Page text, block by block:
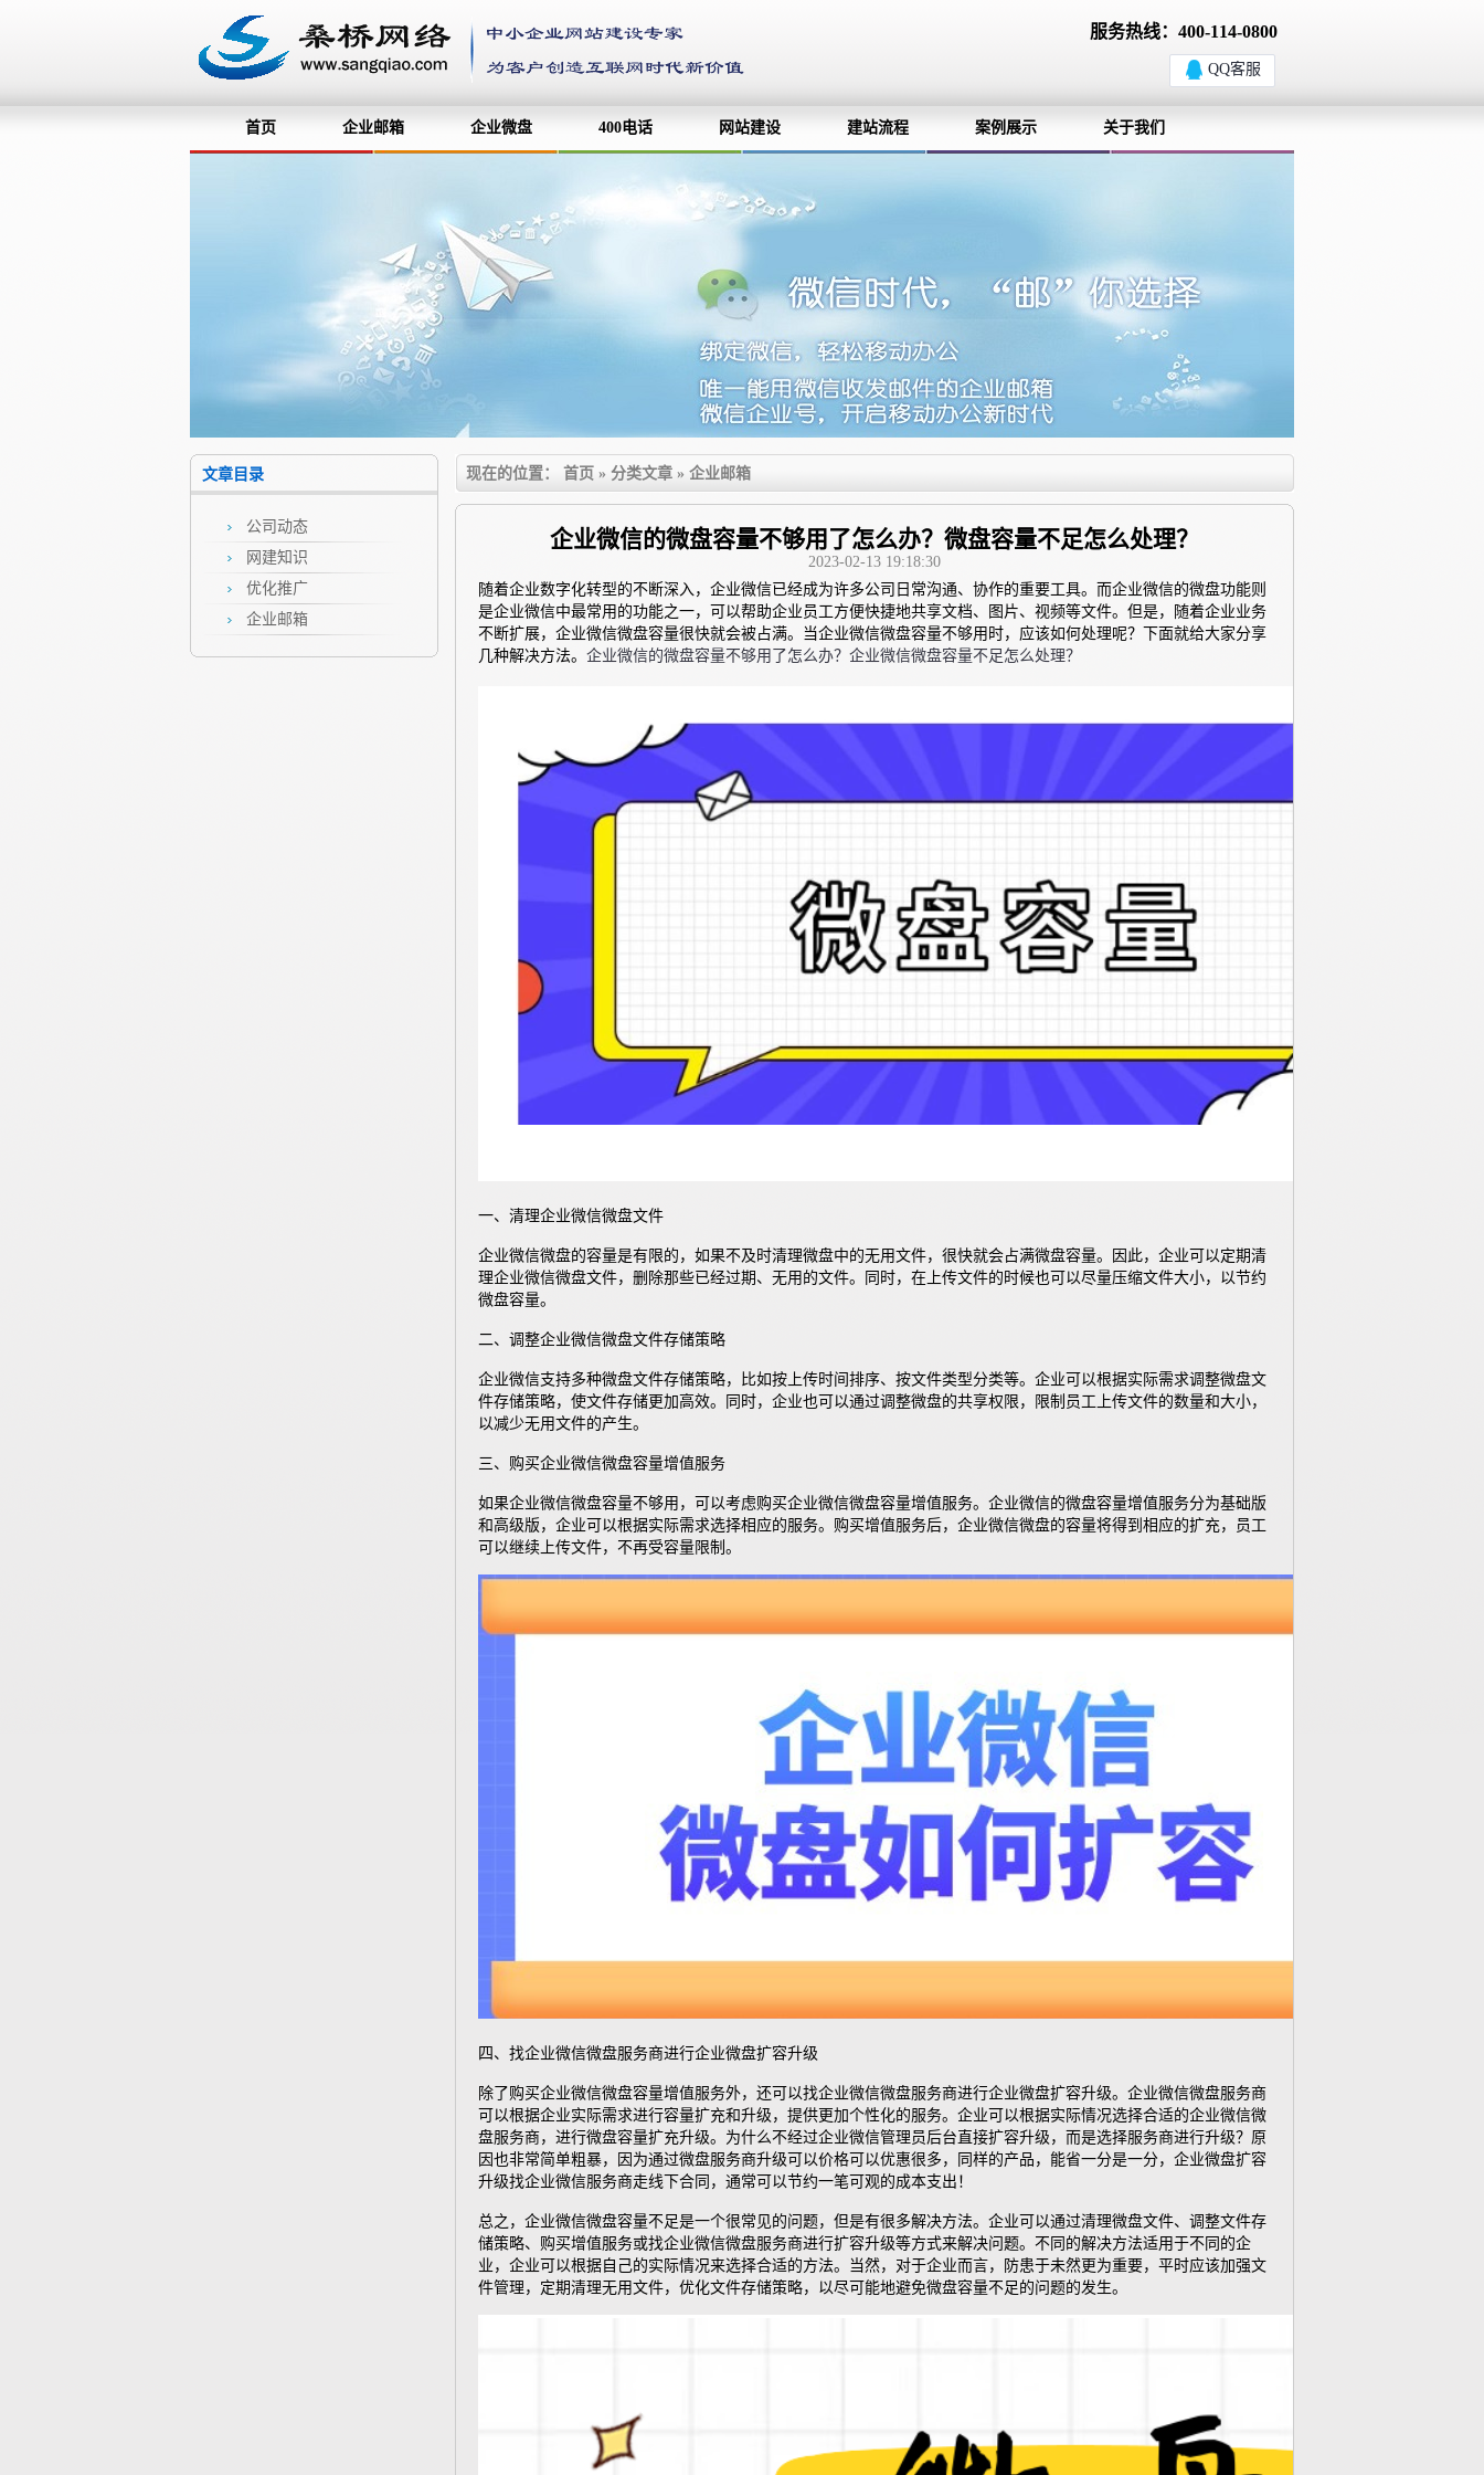
服务热线：400-114-0800
QQ客服
首页 企业邮箱 企业微盘 400电话 网站建设 建站流程 案例展示 关于我们
文章目录
公司动态
网建知识
优化推广
企业邮箱
现在的位置： 首页 » 分类文章 » 企业邮箱
企业微信的微盘容量不够用了怎么办？微盘容量不足怎么处理？
2023-02-13 19:18:30
随着企业数字化转型的不断深入，企业微信已经成为许多公司日常沟通、协作的重要工具。而企业微信的微盘功能则
是企业微信中最常用的功能之一，可以帮助企业员工方便快捷地共享文档、图片、视频等文件。但是，随着企业业务
不断扩展， 企业微信微盘容量很快就会被占满。当企业微信微盘容量不够用时，应该如何处理呢？下面就给大家分享
几种解决方法。 企业微信的微盘容量不够用了怎么办？企业微信微盘容量不足怎么处理？
一、清理企业微信微盘文件
企业微信微盘的容量是有限的，如果不及时清理微盘中的无用文件，很快就会占满微盘容量。因此，企业可以定期清
理企业微信微盘文件，删除那些已经过期、无用的文件。同时，在上传文件的时候也可以尽量压缩文件大小，以节约
微盘容量。
二、调整企业微信微盘文件存储策略
企业微信支持多种微盘文件存储策略，比如按上传时间排序、按文件类型分类等。企业可以根据实际需求调整微盘文
件存储策略，使文件存储更加高效。同时，企业也可以通过调整微盘的共享权限，限制员工上传文件的数量和大小，
以减少无用文件的产生。
三、购买企业微信微盘容量增值服务
如果企业微信微盘容量不够用，可以考虑购买企业微信微盘容量增值服务。企业微信的微盘容量增值服务分为基础版
和高级版，企业可以根据实际需求选择相应的服务。购买增值服务后，企业微信微盘的容量将得到相应的扩充，员工
可以继续上传文件，不再受容量限制。
四、找企业微信微盘服务商进行企业微盘扩容升级
除了购买企业微信微盘容量增值服务外，还可以找企业微信微盘服务商进行企业微盘扩容升级。 企业微信微盘服务商
可以根据企业实际需求进行容量扩充和升级，提供更加个性化的服务。企业可以根据实际情况选择合适的企业微信微
盘服务商，进行微盘容量扩充升级。为什么不经过企业微信管理员后台直接扩容升级，而是选择服务商进行升级？原
因也非常简单粗暴，因为通过微盘服务商升级可以价格可以优惠很多，同样的产品，能省一分是一分，企业微盘扩容
升级找企业微信服务商走线下合同，通常可以节约一笔可观的成本支出！
总之，企业微信微盘容量不足是一个很常见的问题，但是有很多解决方法。企业可以通过清理微盘文件、调整文件存
储策略、购买增值服务或找企业微信微盘服务商进行扩容升级等方式来解决问题。不同的解决方法适用于不同的企
业，企业可以根据自己的实际情况来选择合适的方法。当然，对于企业而言，防患于未然更为重要，平时应该加强文
件管理，定期清理无用文件，优化文件存储策略，以尽可能地避免微盘容量不足的问题的发生。